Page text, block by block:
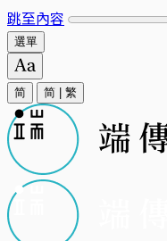
跳至內容
選單
简 简 繁